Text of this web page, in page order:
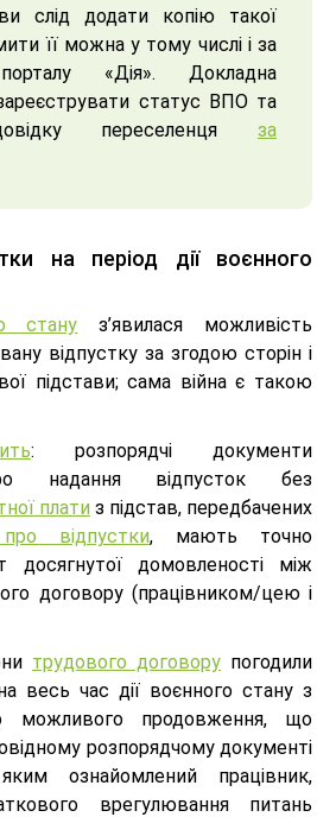
слід додати копію такої
її можна у тому числі і за
«Дія». Докладна
статус ВПО та
переселенця за
на період дії воєнного
стану з’явилася можливість
відпустку за згодою сторін і
підстави; сама війна є такою
: розпорядчі документи
надання відпусток без
плати з підстав, передбачених
відпустки, мають точно
досягнутої домовленості між
договору (працівником/цею і
трудового договору погодили
весь час дії воєнного стану з
можливого продовження, що
розпорядчому документі
ознайомлений працівник,
врегулювання питань